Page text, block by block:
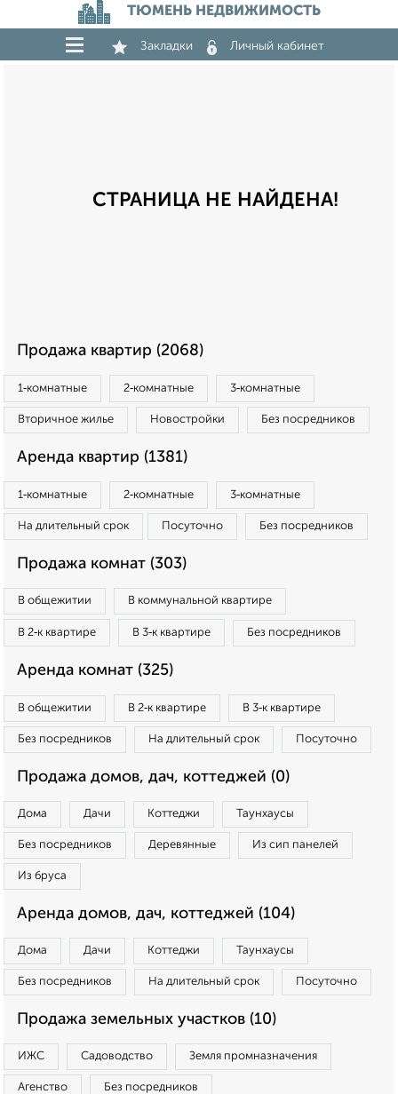
ТЮМЕНЬ НЕДВИЖИМОСТЬ
Закладки Личный кабинет
СТРАНИЦА НЕ НАЙДЕНА!
Продажа квартир (2068)
1‑комнатные 2‑комнатные 3‑комнатные
Вторичное жилье Новостройки Без посредников
Аренда квартир (1381)
1‑комнатные 2‑комнатные 3‑комнатные
На длительный срок Посуточно Без посредников
Продажа комнат (303)
В общежитии В коммунальной квартире
В 2‑к квартире В 3‑к квартире Без посредников
Аренда комнат (325)
В общежитии В 2‑к квартире В 3‑к квартире
Без посредников На длительный срок Посуточно
Продажа домов, дач, коттеджей (0)
Дома Дачи Коттеджи Таунхаусы
Без посредников Деревянные Из сип панелей
Из бруса
Аренда домов, дач, коттеджей (104)
Дома Дачи Коттеджи Таунхаусы
Без посредников На длительный срок Посуточно
Продажа земельных участков (10)
ИЖС Садоводство Земля промназначения
Агенство Без посредников